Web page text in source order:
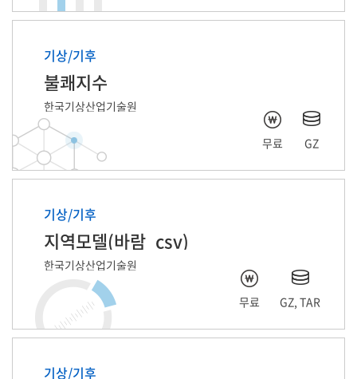
기상/기후
불쾌지수
한국기상산업기술원
무료 GZ
기상/기후
지역모델(바람_csv)
한국기상산업기술원
무료 GZ, TAR
기상/기후